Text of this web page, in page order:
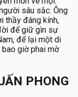
sâu sắc. Ông
thầy đáng kính,
để giữ gìn sự
để lại một di
giờ phai mờ
PHONG